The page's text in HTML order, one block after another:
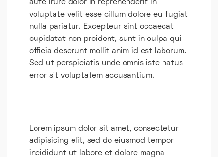
aute irure dolor in reprehenderit in
voluptate velit esse cillum dolore eu fugiat
nulla pariatur. Excepteur sint occaecat
cupidatat non proident, sunt in culpa qui
officia deserunt mollit anim id est laborum.
Sed ut perspiciatis unde omnis iste natus
error sit voluptatem accusantium.
Lorem ipsum dolor sit amet, consectetur
adipisicing elit, sed do eiusmod tempor
incididunt ut labore et dolore magna